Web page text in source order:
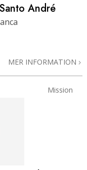
André
MER INFORMATION
Mission